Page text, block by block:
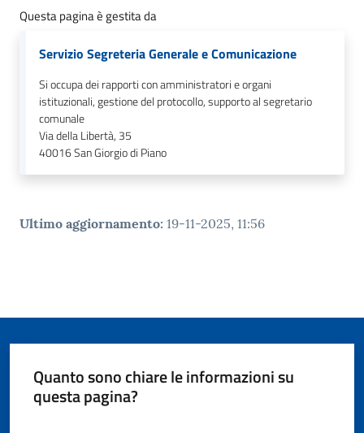
argomenti...
Seguici
Questa pagina è gestita da
Servizio Segreteria Generale e Comunicazione
Si occupa dei rapporti con amministratori e organi
istituzionali, gestione del protocollo, supporto al segretario
comunale
Via della Libertà, 35
40016San Giorgio di Piano
Ultimo aggiornamento: 19-11-2025, 11:56
Quanto sono chiare le informazioni su
questa pagina?